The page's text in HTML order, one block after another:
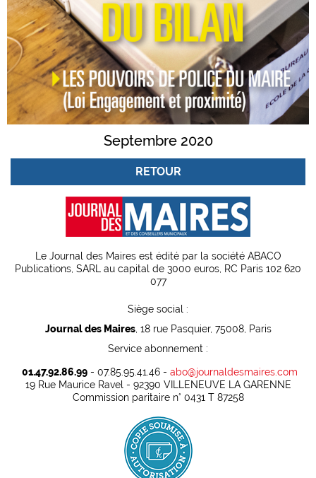
Septembre 2020
RETOUR
Le Journal des Maires est édité par la société ABACO
Publications, SARL au capital de 3000 euros, RC Paris 102 620
077
Siège social :
Journal des Maires, 18 rue Pasquier, 75008, Paris
Service abonnement :
01.47.92.86.99- 07.85.95.41.46 - abo@journaldesmaires.com
19 Rue Maurice Ravel - 92390 VILLENEUVE LA GARENNE
Commission paritaire n° 0431 T 87258